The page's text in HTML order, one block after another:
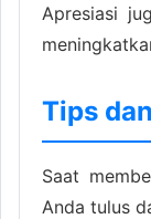
Apresiasi
Tips
Saat
Anda tulus